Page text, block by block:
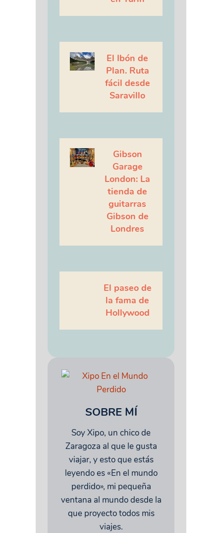
El Ibón de
Plan. Ruta
fácil desde
Saravillo
Gibson
Garage
London: La
tienda de
guitarras
Gibson de
Londres
El paseo de
la fama de
Hollywood
SOBRE MÍ
Soy Xipo, un chico de
Zaragoza al que le gusta
viajar, y esto que estás
leyendo es «En el mundo
perdido», mi pequeña
ventana al mundo desde la
que proyecto todos mis
viajes.